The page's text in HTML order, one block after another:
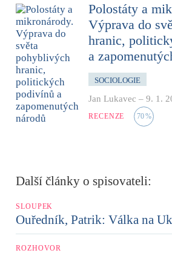
Polostáty a
Výprava do
hranic,
a
SOCIOLOGIE
Jan Lukavec – 9. 1.
RECENZE 70%
Další články o spisovateli:
SLOUPEK
Ouředník, Patrik: Válka na
ROZHOVOR